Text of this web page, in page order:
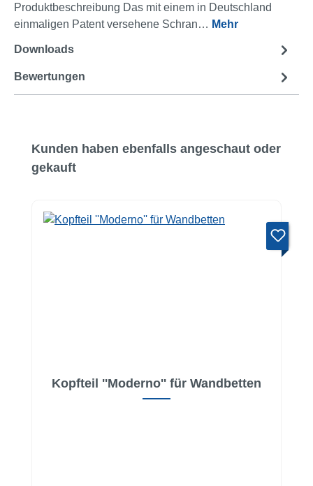
Produktbeschreibung Das mit einem in Deutschland
einmaligen Patent versehene Schran… Mehr
Downloads
Bewertungen
Produktgalerie überspringen
Kunden haben ebenfalls angeschaut oder
gekauft
Kopfteil ''Moderno'' für Wandbetten